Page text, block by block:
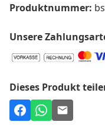
Produktnummer:
Unsere
Dieses Produkt